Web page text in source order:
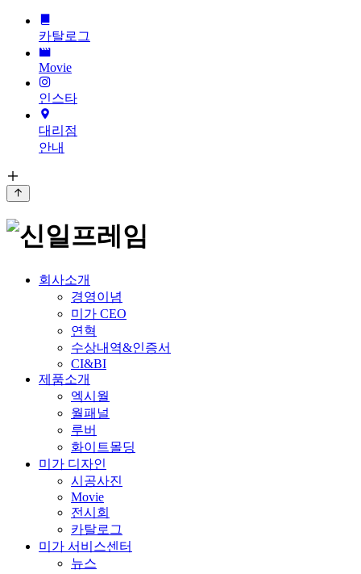
카탈로그
Movie
인스타
대리점
안내
회사소개
경영이념
미가 CEO
연혁
수상내역&인증서
CI&BI
제품소개
엑시월
월패널
루버
화이트몰딩
미가 디자인
시공사진
Movie
전시회
카탈로그
미가 서비스센터
뉴스